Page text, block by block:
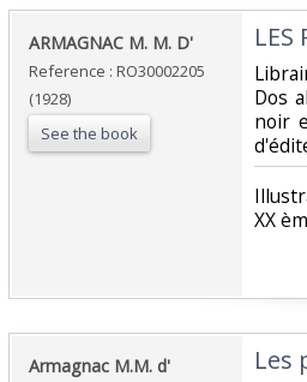
‎ARMAGNAC M. M. D'‎
Reference : RO30002205
(1928)
See the book
‎LES
Dos
noir
XX
‎Armagnac M.M. d'‎ ‎Les